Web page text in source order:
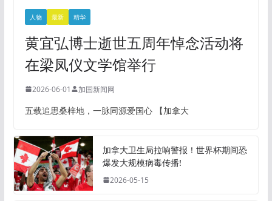
人物 最新 精华
黄宜弘博士逝世五周年悼念活动将
在梁凤仪文学馆举行
2026-06-01 加国新闻网
五载追思桑梓地，一脉同源爱国心 【加拿大
加拿大卫生局拉响警报！世界杯期间恐
爆发大规模病毒传播!
2026-05-15